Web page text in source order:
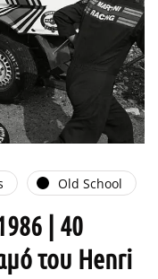
Old School
| 40
του Henri